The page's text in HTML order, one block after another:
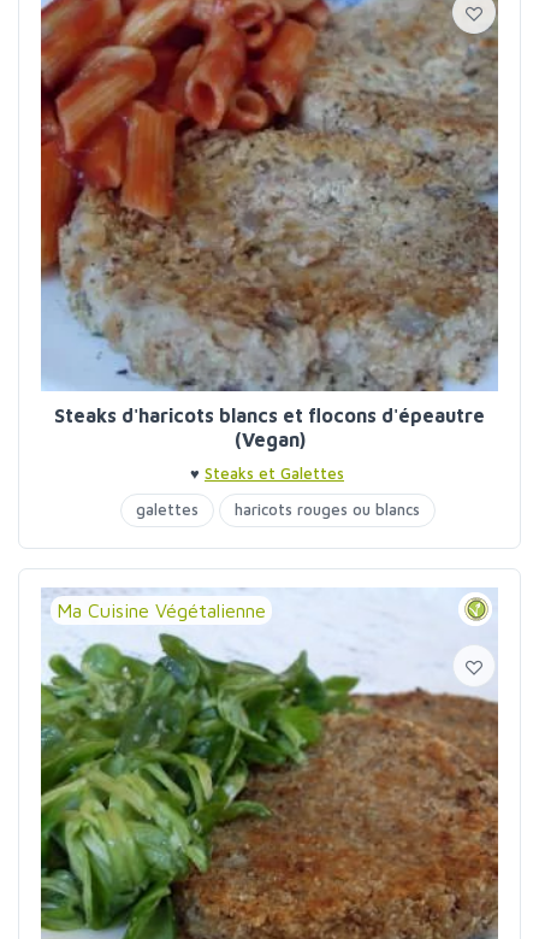
Steaks d'haricots blancs et flocons d'épeautre
(Vegan)
♥ Steaks et Galettes
galettes
haricots rouges ou blancs
Ma Cuisine Végétalienne